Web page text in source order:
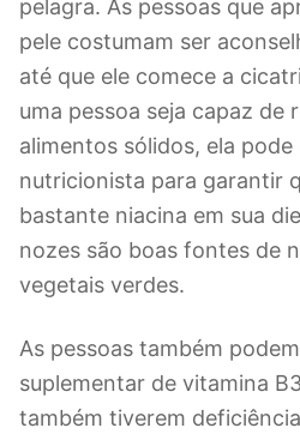
pelagra. As pessoas que
pele costumam ser
até que ele comece a
uma pessoa seja capaz de
alimentos sólidos, ela
nutricionista para garantir
bastante niacina em sua
nozes são boas fontes de
vegetais verdes.
As pessoas também
suplementar de vitamina
também tiverem